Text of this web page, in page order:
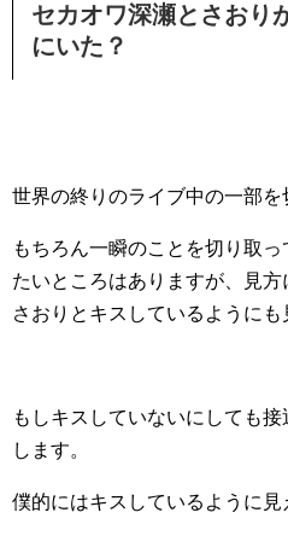
セカオワ深瀬とさおり
にいた？
世界の終りのライブ中の一部
もちろん一瞬のことを切り取
たいところはありますが、見
さおりとキスしているようにも
もしキスしていないにしても
します。
僕的にはキスしているように見